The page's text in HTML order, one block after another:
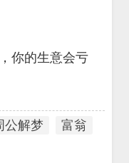
你的生意会亏
公解梦
富翁